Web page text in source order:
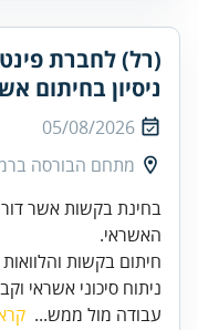
(רל) לחברת
ניסיון בחיתום
05/08/2026
מתחם הבורסה
בחינת בקשות אשר
ניתוח סיכוני אשראי
עבודה מול ממש...